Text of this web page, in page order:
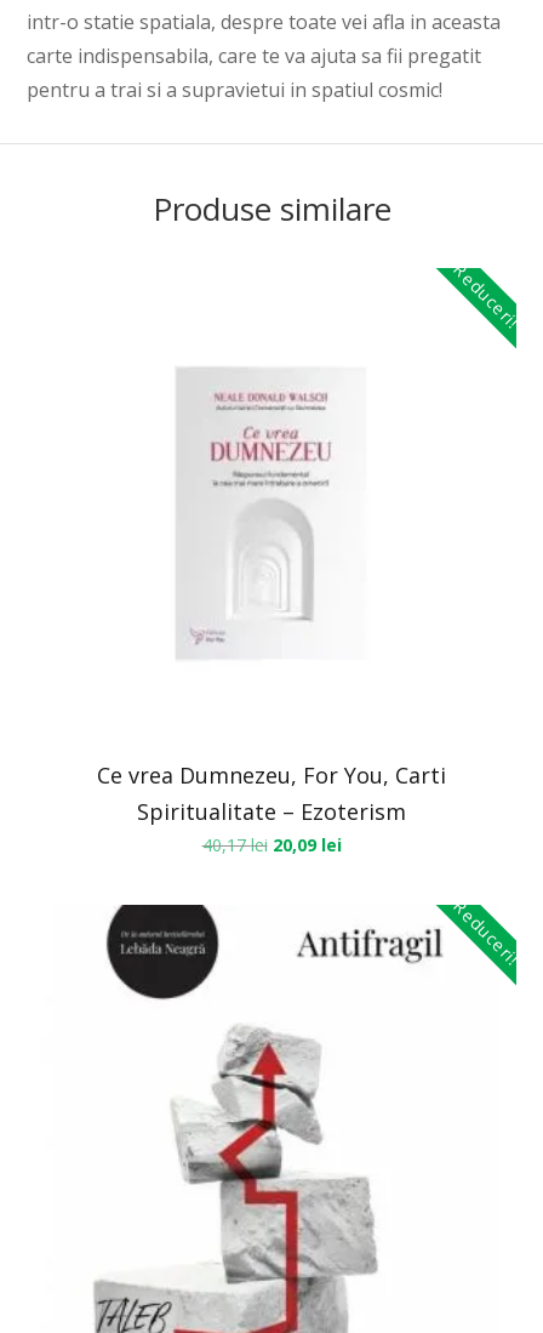
intr-o statie spatiala, despre toate vei afla in aceasta
carte indispensabila, care te va ajuta sa fii pregatit
pentru a trai si a supravietui in spatiul cosmic!
Produse similare
Reduceri!
Ce vrea Dumnezeu, For You, Carti
Spiritualitate – Ezoterism
40,17lei 20,09 lei
Reduceri!